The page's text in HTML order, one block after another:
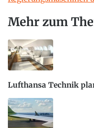
Mehr zum
Lufthansa Technik